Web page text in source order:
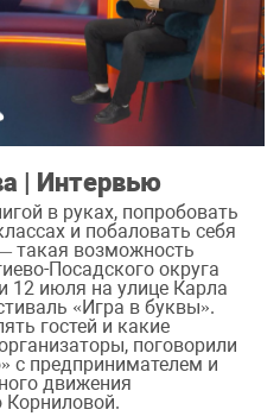
| Интервью
в руках, попробовать
и побаловать себя
такая возможность
Посадского округа
12 июля на улице Карла
«Игра в буквы».
гостей и какие
поговорили
с предпринимателем и
движения